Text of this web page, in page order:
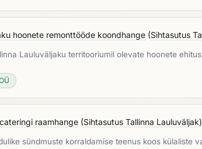
hoonete remonttööde koondhange (Sihtasutus
Lauluväljaku territooriumil olevate hoonete
raamhange (Sihtasutus Tallinna Lauluväljak)
sündmuste korraldamise teenus koos